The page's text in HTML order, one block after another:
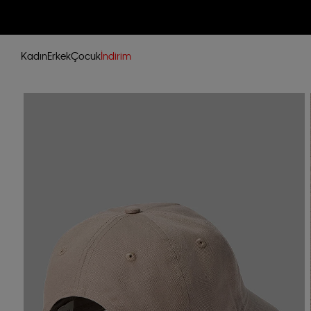
KadınErkekÇocukİndirim